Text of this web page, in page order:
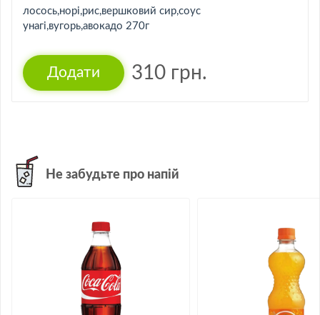
лосось,норі,рис,вершковий сир,соус
унагі,вугорь,авокадо 270г
310 грн.
Не забудьте про напій